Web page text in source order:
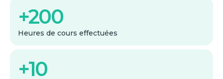
+200
Heures de cours effectuées
+10